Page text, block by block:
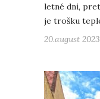
letné dni,
je trošku
20.august 2023